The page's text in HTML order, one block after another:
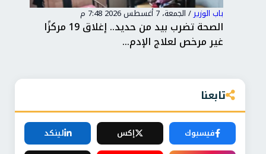
باب الوزير / الجمعة، 7 أغسطس 2026 7:48 م
الصحة تضرب بيد من حديد.. إغلاق 19 مركزًا
غير مرخص لعلاج الإدم...
تابعنا
فيسبوك إكس
لينكد